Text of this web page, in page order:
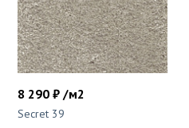
8 290 ₽ /м2
Secret 39